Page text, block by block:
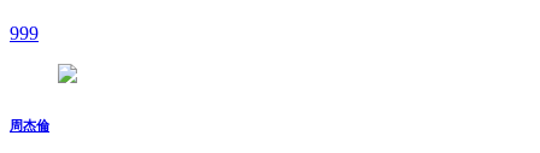
999
周杰倫